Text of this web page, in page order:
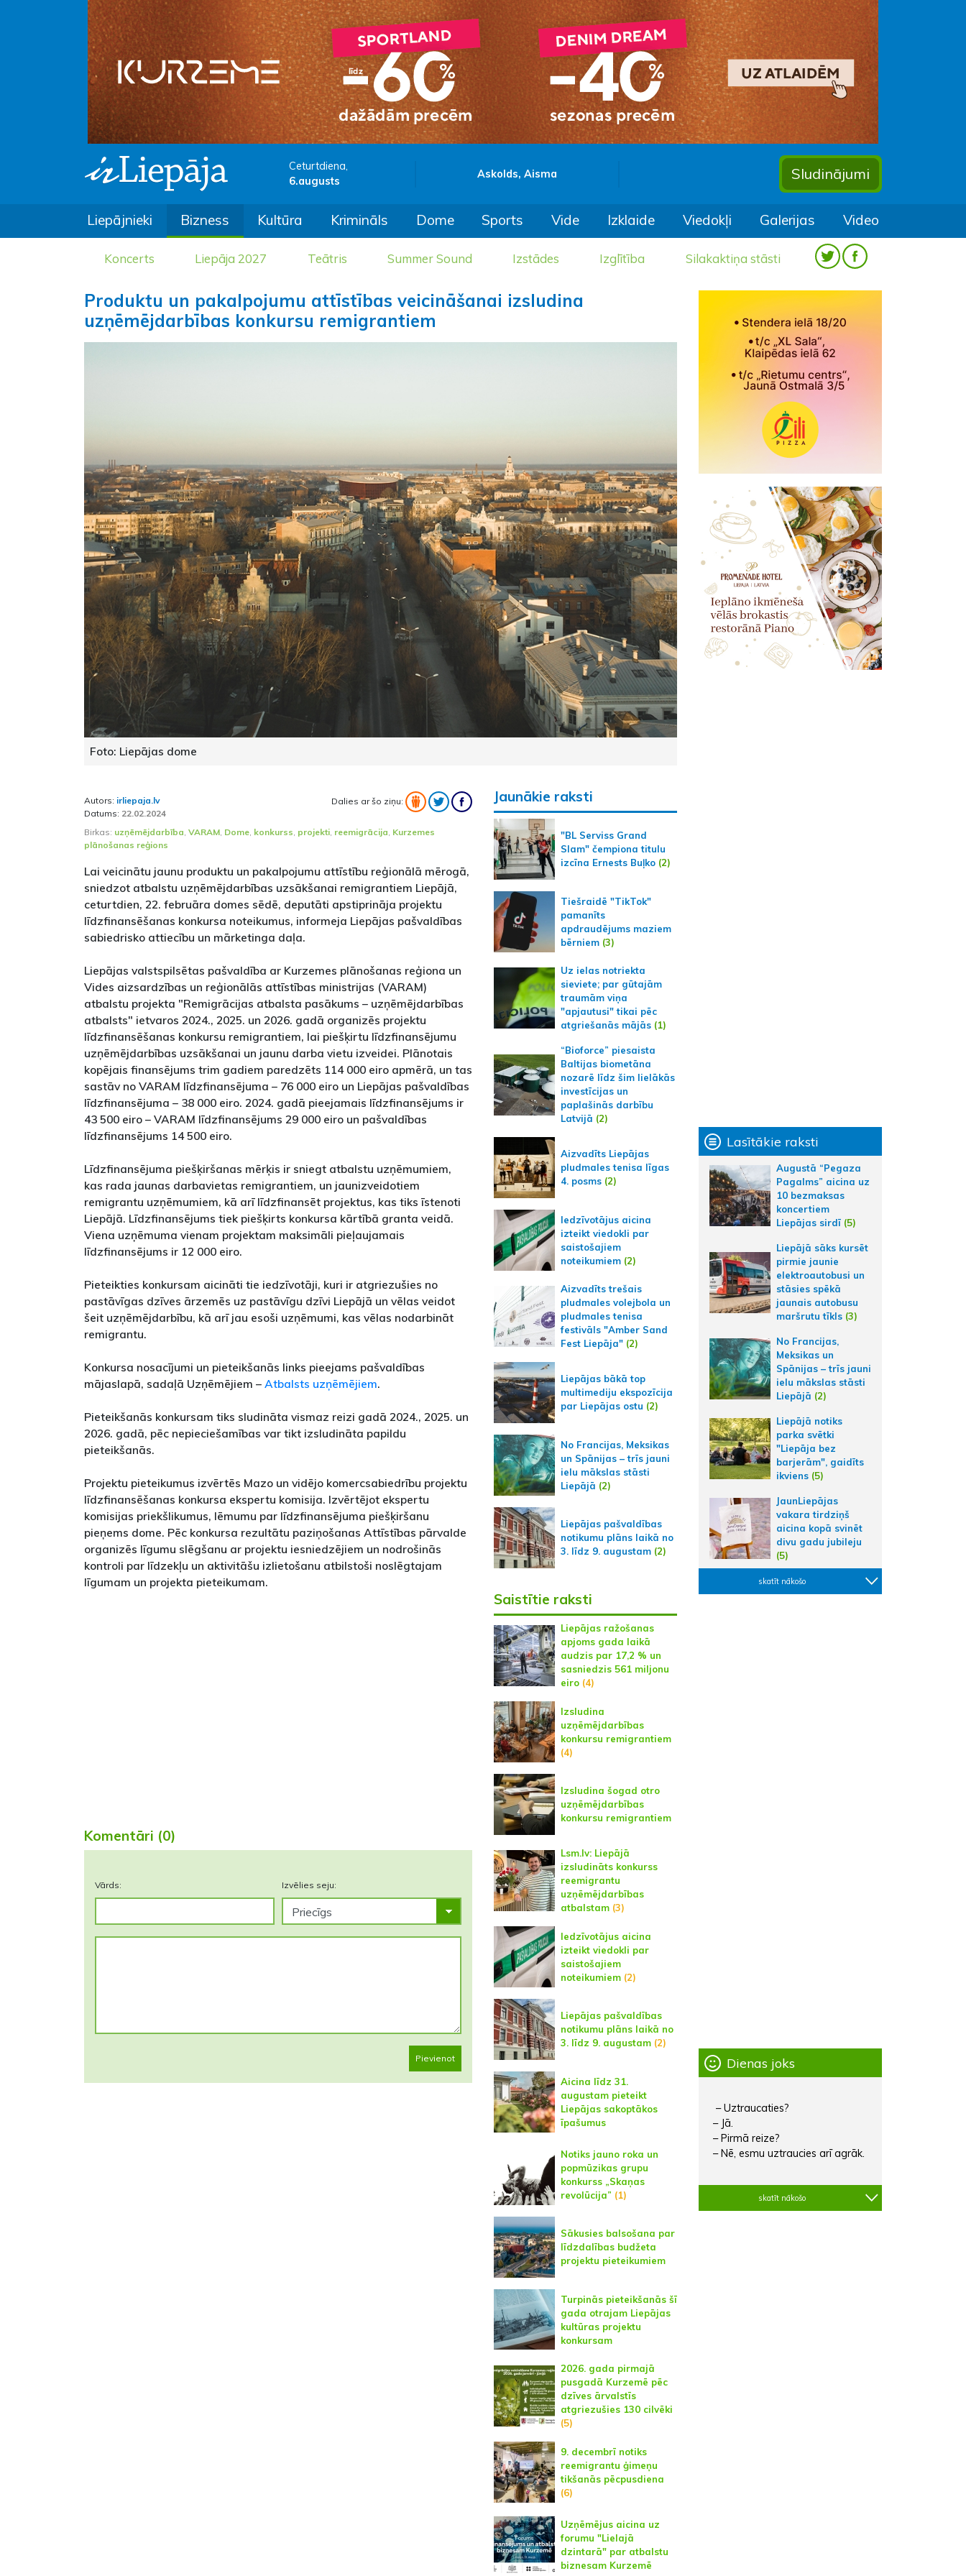
Ceturtdiena,
6.augusts
Askolds, Aisma Sludinājumi
Liepājnieki Bizness Kultūra Krimināls Dome Sports Vide Izklaide Viedokļi Galerijas Video
Koncerts Liepāja 2027 Teātris Summer Sound Izstādes Izglītība Silakaktiņa stāsti
Produktu un pakalpojumu attīstības veicināšanai izsludina
uzņēmējdarbības konkursu remigrantiem
Foto: Liepājas dome
Autors: irliepaja.lv
Datums: 22.02.2024
Dalies ar šo ziņu:
Birkas: uzņēmējdarbība, VARAM, Dome, konkurss, projekti, reemigrācija, Kurzemes
plānošanas reģions
Lai veicinātu jaunu produktu un pakalpojumu attīstību reģionālā mērogā,
sniedzot atbalstu uzņēmējdarbības uzsākšanai remigrantiem Liepājā,
ceturtdien, 22. februāra domes sēdē, deputāti apstiprināja projektu
līdzfinansēšanas konkursa noteikumus, informeja Liepājas pašvaldības
sabiedrisko attiecību un mārketinga daļa.
Liepājas valstspilsētas pašvaldība ar Kurzemes plānošanas reģiona un
Vides aizsardzības un reģionālās attīstības ministrijas (VARAM)
atbalstu projekta "Remigrācijas atbalsta pasākums – uzņēmējdarbības
atbalsts" ietvaros 2024., 2025. un 2026. gadā organizēs projektu
līdzfinansēšanas konkursu remigrantiem, lai piešķirtu līdzfinansējumu
uzņēmējdarbības uzsākšanai un jaunu darba vietu izveidei. Plānotais
kopējais finansējums trim gadiem paredzēts 114 000 eiro apmērā, un tas
sastāv no VARAM līdzfinansējuma – 76 000 eiro un Liepājas pašvaldības
līdzfinansējuma – 38 000 eiro. 2024. gadā pieejamais līdzfinansējums ir
43 500 eiro – VARAM līdzfinansējums 29 000 eiro un pašvaldības
līdzfinansējums 14 500 eiro.
Līdzfinansējuma piešķiršanas mērķis ir sniegt atbalstu uzņēmumiem,
kas rada jaunas darbavietas remigrantiem, un jaunizveidotiem
remigrantu uzņēmumiem, kā arī līdzfinansēt projektus, kas tiks īstenoti
Liepājā. Līdzfinansējums tiek piešķirts konkursa kārtībā granta veidā.
Viena uzņēmuma vienam projektam maksimāli pieļaujamais
līdzfinansējums ir 12 000 eiro.
Pieteikties konkursam aicināti tie iedzīvotāji, kuri ir atgriezušies no
pastāvīgas dzīves ārzemēs uz pastāvīgu dzīvi Liepājā un vēlas veidot
šeit uzņēmējdarbību, kā arī jau esoši uzņēmumi, kas vēlas nodarbināt
remigrantu.
Konkursa nosacījumi un pieteikšanās links pieejams pašvaldības
mājaslapā, sadaļā Uzņēmējiem – Atbalsts uzņēmējiem.
Pieteikšanās konkursam tiks sludināta vismaz reizi gadā 2024., 2025. un
2026. gadā, pēc nepieciešamības var tikt izsludināta papildu
pieteikšanās.
Projektu pieteikumus izvērtēs Mazo un vidējo komercsabiedrību projektu
līdzfinansēšanas konkursa ekspertu komisija. Izvērtējot ekspertu
komisijas priekšlikumus, lēmumu par līdzfinansējuma piešķiršanu
pieņems dome. Pēc konkursa rezultātu paziņošanas Attīstības pārvalde
organizēs līgumu slēgšanu ar projektu iesniedzējiem un nodrošinās
kontroli par līdzekļu un aktivitāšu izlietošanu atbilstoši noslēgtajam
līgumam un projekta pieteikumam.
Komentāri (0)
Vārds: Izvēlies seju:
Pievienot
Jaunākie raksti
"BL Serviss Grand
Slam" čempiona titulu
izcīna Ernests Buļko(2)
Tiešraidē "TikTok"
pamanīts
apdraudējums maziem
bērniem(3)
Uz ielas notriekta
sieviete; par gūtajām
traumām viņa
"apjautusi" tikai pēc
atgriešanās mājās(1)
“Bioforce” piesaista
Baltijas biometāna
nozarē līdz šim lielākās
investīcijas un
paplašinās darbību
Latvijā (2)
Aizvadīts Liepājas
pludmales tenisa līgas
4. posms(2)
Iedzīvotājus aicina
izteikt viedokli par
saistošajiem
noteikumiem (2)
Aizvadīts trešais
pludmales volejbola un
pludmales tenisa
festivāls "Amber Sand
Fest Liepāja"(2)
Liepājas bākā top
multimediju ekspozīcija
par Liepājas ostu (2)
No Francijas, Meksikas
un Spānijas – trīs jauni
ielu mākslas stāsti
Liepājā (2)
Liepājas pašvaldības
notikumu plāns laikā no
3. līdz 9. augustam(2)
Saistītie raksti
Liepājas ražošanas
apjoms gada laikā
audzis par 17,2 % un
sasniedzis 561 miljonu
eiro(4)
Izsludina
uzņēmējdarbības
konkursu remigrantiem
(4)
Izsludina šogad otro
uzņēmējdarbības
konkursu remigrantiem
Lsm.lv: Liepājā
izsludināts konkurss
reemigrantu
uzņēmējdarbības
atbalstam (3)
Iedzīvotājus aicina
izteikt viedokli par
saistošajiem
noteikumiem (2)
Liepājas pašvaldības
notikumu plāns laikā no
3. līdz 9. augustam(2)
Aicina līdz 31.
augustam pieteikt
Liepājas sakoptākos
īpašumus
Notiks jauno roka un
popmūzikas grupu
konkurss „Skaņas
revolūcija” (1)
Sākusies balsošana par
līdzdalības budžeta
projektu pieteikumiem
Turpinās pieteikšanās šī
gada otrajam Liepājas
kultūras projektu
konkursam
2026. gada pirmajā
pusgadā Kurzemē pēc
dzīves ārvalstīs
atgriezušies 130 cilvēki
(5)
9. decembrī notiks
reemigrantu ģimeņu
tikšanās pēcpusdiena
(6)
Uzņēmējus aicina uz
forumu "Lielajā
dzintarā" par atbalstu
biznesam Kurzemē
Lasītākie raksti
Augustā “Pegaza
Pagalms” aicina uz
10 bezmaksas
koncertiem
Liepājas sirdī (5)
Liepājā sāks kursēt
pirmie jaunie
elektroautobusi un
stāsies spēkā
jaunais autobusu
maršrutu tīkls (3)
No Francijas,
Meksikas un
Spānijas – trīs jauni
ielu mākslas stāsti
Liepājā (2)
Liepājā notiks
parka svētki
"Liepāja bez
barjerām", gaidīts
ikviens (5)
JaunLiepājas
vakara tirdziņš
aicina kopā svinēt
divu gadu jubileju
(5)
skatīt nākošo
Dienas joks
– Uztraucaties?
– Jā.
– Pirmā reize?
– Nē, esmu uztraucies arī agrāk.
skatīt nākošo